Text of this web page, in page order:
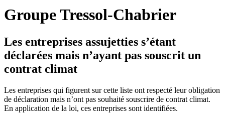
Groupe Tressol-Chabrier
Les entreprises assujetties s’étant
déclarées mais n’ayant pas souscrit un
contrat climat
Les entreprises qui figurent sur cette liste ont respecté leur obligation
de déclaration mais n’ont pas souhaité souscrire de contrat climat.
En application de la loi, ces entreprises sont identifiées.